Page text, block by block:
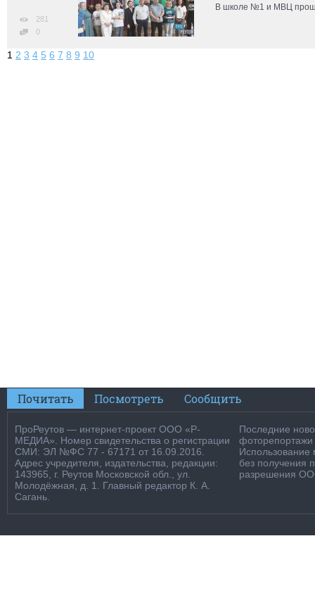
В школе №1 и МВЦ
281
0
1 2 3 4 5 6 7 8 9 10
Почитать Посмотреть Сообщить
ПроРеутов — интернет-проект ООО «Р-
МЕДИА». Номер свидетельства о регистрации
СМИ: ЭЛ №ФС 77 - 67171 от 16.09.2016.
Адрес учредителя, издательства, редакции:
143965, г. Реутов Московской обл., ул.
Молодёжная, д. 1. Главный редактор К. А.
Сагань.
Последние
фоторепортажи
Использование
без получения
разрешения